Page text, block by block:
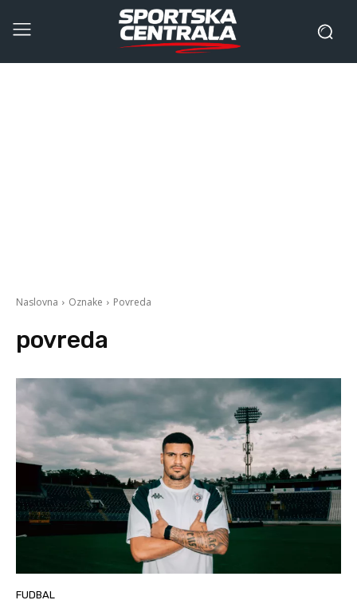
Naslovna Oznake Povreda
povreda
FUDBAL